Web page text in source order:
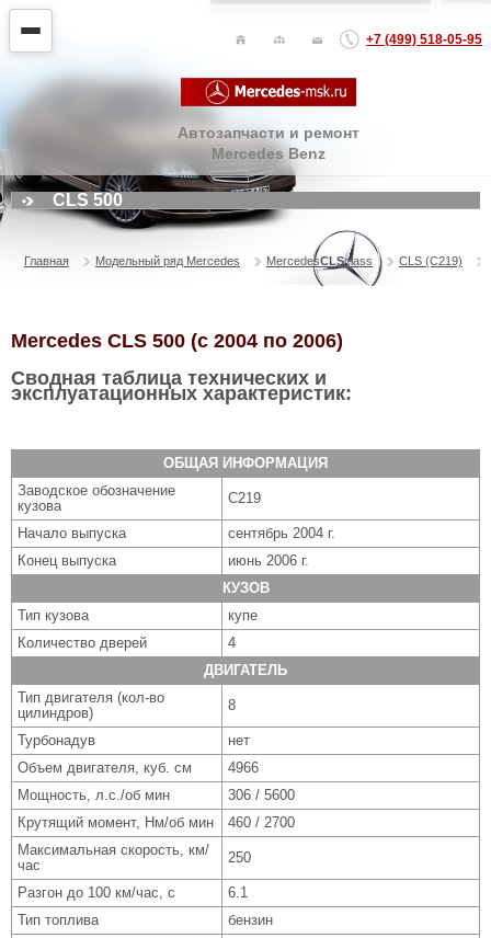
+7 (499) 518-05-95
Автозапчасти и ремонт
Mercedes Benz
CLS 500
Главная Модельный ряд Mercedes MercedesCLSclass CLS (C219)
Mercedes CLS 500 (с 2004 по 2006)
Сводная таблица технических и
эксплуатационных характеристик:
ОБЩАЯ ИНФОРМАЦИЯ
Заводское обозначение
кузова
C219
Начало выпуска
сентябрь 2004 г.
Конец выпуска
июнь 2006 г.
КУЗОВ
Тип кузова
купе
Количество дверей
4
ДВИГАТЕЛЬ
Тип двигателя (кол-во
цилиндров)
8
Турбонадув
нет
Объем двигателя, куб. см
4966
Мощность, л.с./об мин
306 / 5600
Крутящий момент, Нм/об мин
460 / 2700
Максимальная скорость, км/
час
250
Разгон до 100 км/час, с
6.1
Тип топлива
бензин